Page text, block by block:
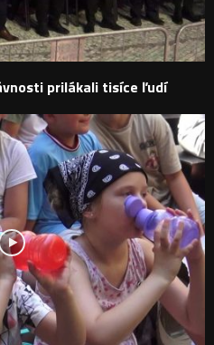
prilákali tisíce ľudí